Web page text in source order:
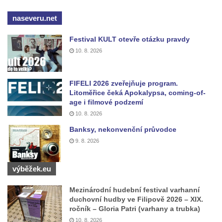
Pomník obětem válek v ulici 1. máje v Lužci
nad Vltavou
Hrob Vladislava Neumana v Hostíně u
Vojkovic
Hostíně u Vojkovic
Kenotaf Václava Floriána na hřbitově v
Lužci nad Vltavou
Kenotaf Miloslava Švice na hřbitově v Lužci
nad Vltavou
Hrob Václava Kufnera na hřbitově v Lužci
nad Vltavou
Pomník vojákům Rudé armády na hřbitově
v Lužci nad Vltavou
Pomník Ladislava Sedláčka a Karla Pelce u
naseveru.net
Festival KULT otevře otázku pravdy
10. 8. 2026
FIFELI 2026 zveřejňuje program.
Litoměřice čeká Apokalypsa, coming-of-
age i filmové podzemí
10. 8. 2026
Banksy, nekonvenční průvodce
9. 8. 2026
výběžek.eu
Mezinárodní hudební festival varhanní
duchovní hudby ve Filipově 2026 – XIX.
ročník – Gloria Patri (varhany a trubka)
10. 8. 2026